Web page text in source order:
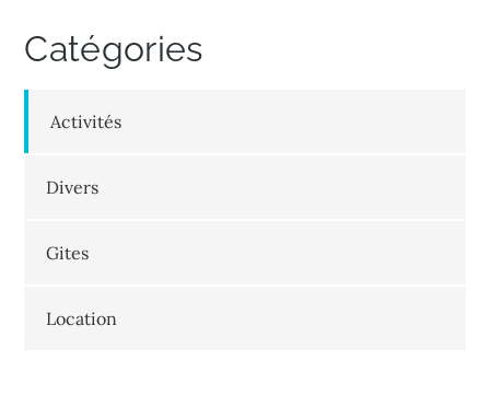
Catégories
Activités
Divers
Gites
Location